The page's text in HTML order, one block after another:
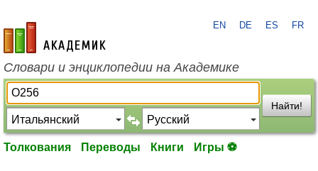
academic.ru
EN DE ES FR
Словари и энциклопедии на Академике
Найти!
Толкования Переводы Книги Игры ⚽